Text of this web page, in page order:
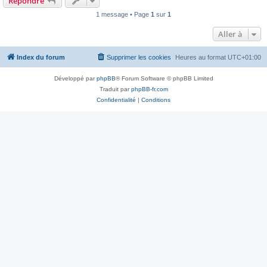
1 message • Page 1 sur 1
Aller à
Index du forum Heures au format UTC+01:00
Supprimer les cookies
Développé parphpBB® Forum Software © phpBB Limited
Traduit parphpBB-fr.com
Confidentialité | Conditions